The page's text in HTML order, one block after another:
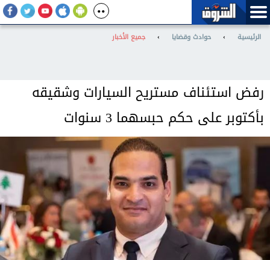
الرئيسية › حوادث وقضايا › جميع الأخبار
رفض استئناف مستريح السيارات وشقيقه
بأكتوبر على حكم حبسهما 3 سنوات